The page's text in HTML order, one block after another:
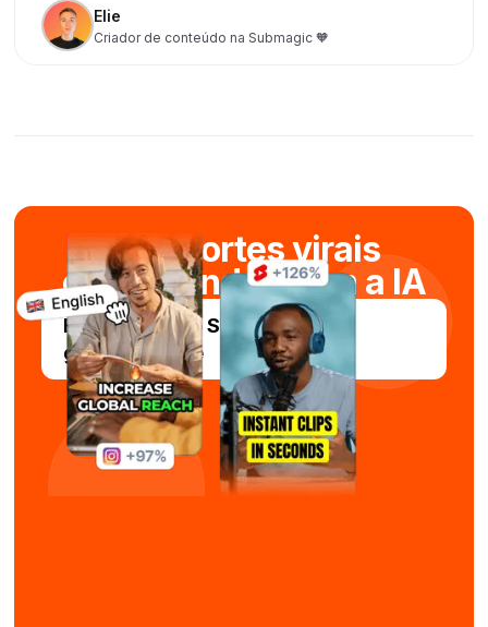
Elie
Criador de conteúdo na Submagic 🧡
Crie cortes virais
em segundos com a IA
Experimente o Submagic
gratuitamente